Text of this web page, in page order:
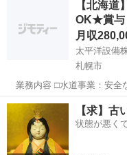
ポート：工事の様子をスマ
勤務地・勤務先 ...
【北海
OK★賞与
月収
太平洋設備
札幌市
業務内容 □水道事業：安全
の設置 □土木事業：道路の設
ポート：工事の様子をスマホ
勤務地・勤務先 ...
北海道 札幌市 土木
【求】古
状態が悪く